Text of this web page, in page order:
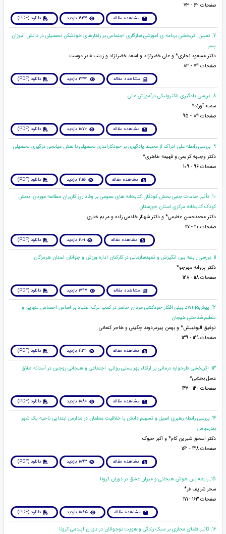
صفحات 62 - 73
مشاهده مقاله 1923 بازدید دانلود (PDF)
7. تعیین اثربخشی برنامه ی آموزشی سازگاری اجتماعی بر رفتارهای خودشکن تحصیلی در دانش آموزان
پسر
دکتر مسعود نجاری* و علی خضرنژاد و اسعد خضرنژاد و زینب قادر دوست
صفحات 74 - 83
مشاهده مقاله 2371 بازدید دانلود (PDF)
8. بررسی یادگیری الکترونیکی درآموزش عالی
سمیه آورند*
صفحات 84 - 95
مشاهده مقاله 1870 بازدید دانلود (PDF)
9. بررسی رابطه علی ادراک از محیط یادگیری بر خودکارآمدی تحصیلی با نقش میانجی درگیری تحصیلی
دکتر وجیهه کریمی و فهیمه طاهری*
صفحات 96 - 109
مشاهده مقاله 1915 بازدید دانلود (PDF)
10. تأثیر خدمات جنبی بخش کودکان کتابخانه های عمومی بر وفاداری کاربران مطالعه موردی: بخش
کودک کتابخانه مرکزی استان خوزستان
دکتر محمدحسن عظیمی* و دکتر شهناز خادمی زاده و مریم خدری
صفحات 110 - 117
مشاهده مقاله 1901 بازدید دانلود (PDF)
11. بررسي رابطه بین انگیزش و تعهدسازمانی در کارکنان اداره ورزش و جوانان استان هرمزگان
دکتر پروانه مهرجو*
صفحات 118 - 128
مشاهده مقاله 1747 بازدید دانلود (PDF)
12. پیش&zwnj;بینی افکار خودکشی مردان حاضر در کمپ ترک اعتیاد بر اساس احساس تنهایی و
تنظیم شناختی هیجان
توفیق البوغبیش* و بهمن پیرمردوند چگینی و هاجر کنعانی
صفحات 129 - 139
مشاهده مقاله 1924 بازدید دانلود (PDF)
13. اثربخشی طرحواره درمانی بر ارتقاء بهزیستی روانی، اجتماعی و هیجانی زوجین در آستانه طلاق
عسل بخشی*
صفحات 140 - 147
مشاهده مقاله 1880 بازدید دانلود (PDF)
14. بررسی رابطه رهبري اصیل و تسهیم دانش با خلاقیت معلمان در مدارس ابتدایی ناحیه یک شهر
بندرعباس
دکتر اسحق شیرین کام* و اکبر حبوک
صفحات 148 - 162
مشاهده مقاله 1893 بازدید دانلود (PDF)
15. رابطه بین هوش هیجانی و میزان عشق در دوران کرونا
سحر شریف فر*
صفحات 163 - 171
مشاهده مقاله 1865 بازدید دانلود (PDF)
16. تاثیر فضای مجازی بر سبک زندگی و هویت نوجوانان در دوران اپیدمی کرونا